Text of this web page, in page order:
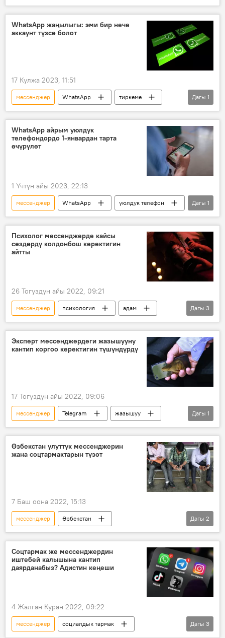
каршылык
акция
тик учак
эвакуация
оппозиция
WhatsApp жаңылыгы: эми бир нече
аккаунт түзсө болот
17 Кулжа 2023, 11:51
мессенджер WhatsApp
тиркеме
мобилдик тиркеме
Дагы 1
WhatsApp айрым уюлдук
телефондордо 1-январдан тарта
өчүрүлөт
1 Үчтүн айы 2023, 22:13
мессенджер WhatsApp
уюлдук телефон
чектөө
Дагы 1
Психолог мессенджерде кайсы
сөздөрдү колдонбош керектигин
айтты
26 Тогуздун айы 2022, 09:21
мессенджер психология
адам
билдирүү
сөз мамиле
Дагы 3
Эксперт мессенджердеги жазышууну
кантип коргоо керектигин түшүндүрдү
17 Тогуздун айы 2022, 09:06
мессенджер Telegram
жазышуу
сыр сөз
Дагы 1
Өзбекстан улуттук мессенджерин
жана соцтармактарын түзөт
7 Баш оона 2022, 15:13
мессенджер
Өзбекстан
социалдык тармак
долбоор
Дагы 2
Соцтармак же мессенджердин
иштебей калышына кантип
даярданабыз? Адистин кеңеши
4 Жалган Куран 2022, 09:22
мессенджер
социалдык тармак
Дагы 3